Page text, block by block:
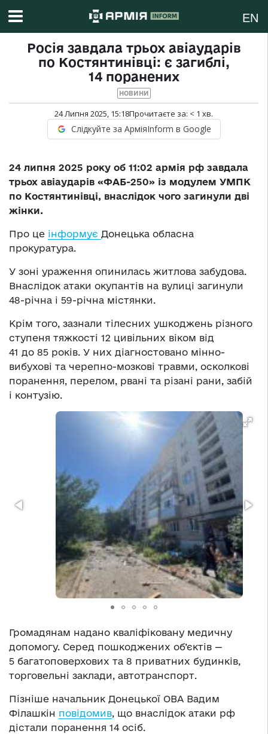
EN
Росія завдала трьох авіаударів
по Костянтинівці: є загиблі,
14 поранених
НОВИНИ
24 Липня 2025, 15:18Прочитаєте за: < 1 хв.
Слідкуйте за АрміяInform в Google
24 липня 2025 року об 11:02 армія рф завдала
трьох авіаударів «ФАБ-250» із модулем УМПК
по Костянтинівці, внаслідок чого загинули дві
жінки.
Про це інформує Донецька обласна
прокуратура.
У зоні ураження опинилась житлова забудова.
Внаслідок атаки окупантів на вулиці загинули
48-річна і 59-річна містянки.
Крім того, зазнали тілесних ушкоджень різного
ступеня тяжкості 12 цивільних віком від
41 до 85 років. У них діагностовано мінно-
вибухові та черепно-мозкові травми, осколкові
поранення, перелом, рвані та різані рани, забій
і контузію.
Громадянам надано кваліфіковану медичну
допомогу. Серед пошкоджених об’єктів —
5 багатоповерхових та 8 приватних будинків,
торговельні заклади, автотранспорт.
Пізніше начальник Донецької ОВА Вадим
Філашкін повідомив, що внаслідок атаки рф
дістали поранення 14 осіб.